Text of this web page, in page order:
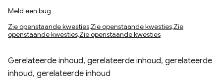
Meld een bug
Zie openstaande kwesties,Zie openstaande kwesties,Zie
openstaande kwesties,Zie openstaande kwesties
Gerelateerde inhoud, gerelateerde inhoud, gerelateerde
inhoud, gerelateerde inhoud